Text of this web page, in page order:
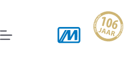
inhoud